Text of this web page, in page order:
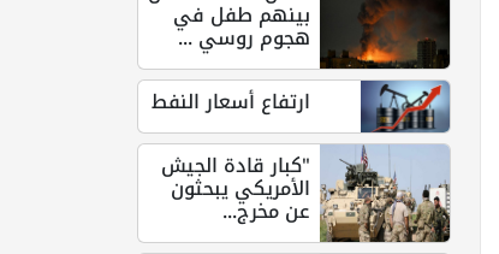
بينهم طفل في
هجوم روسي ...
ارتفاع أسعار النفط
"كبار قادة الجيش
الأمريكي يبحثون
عن مخرج...